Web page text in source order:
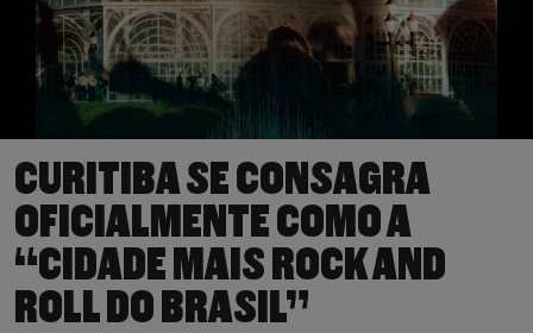
CURITIBA SE CONSAGRA
OFICIALMENTE COMO A
“CIDADE MAIS ROCK AND
ROLL DO BRASIL”